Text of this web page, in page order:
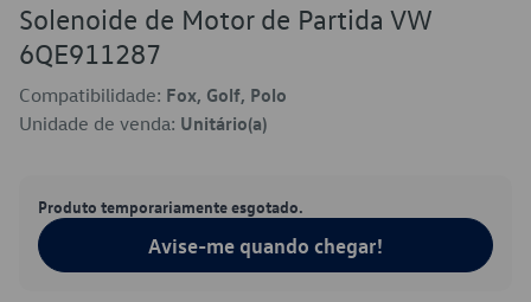
Solenoide de Motor de Partida VW
6QE911287
Compatibilidade: Fox, Golf, Polo
Unidade de venda: Unitário(a)
Produto temporariamente esgotado.
Avise-me quando chegar!